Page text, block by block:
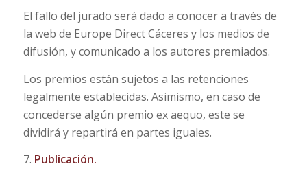
El fallo del jurado será dado a conocer a través de
la web de Europe Direct Cáceres y los medios de
difusión, y comunicado a los autores premiados.
Los premios están sujetos a las retenciones
legalmente establecidas. Asimismo, en caso de
concederse algún premio ex aequo, este se
dividirá y repartirá en partes iguales.
7. Publicación.